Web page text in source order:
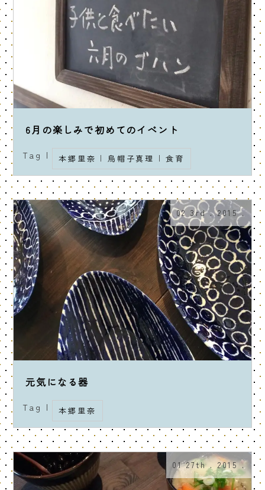
6月の楽しみで初めてのイベント
Tag | 本郷里奈 | 烏帽子真理 |食育
02 3rd . 2015 .
元気になる器
Tag | 本郷里奈
01 27th . 2015 .